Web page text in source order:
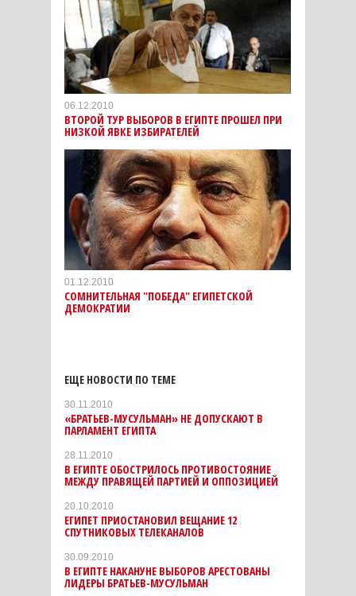
06.12.2010
ВТОРОЙ ТУР ВЫБОРОВ В ЕГИПТЕ ПРОШЕЛ ПРИ
НИЗКОЙ ЯВКЕ ИЗБИРАТЕЛЕЙ
01.12.2010
CОМНИТЕЛЬНАЯ "ПОБЕДА" ЕГИПЕТСКОЙ
ДЕМОКРАТИИ
ЕЩЕ НОВОСТИ ПО ТЕМЕ
30.11.2010
«БРАТЬЕВ-МУСУЛЬМАН» НЕ ДОПУСКАЮТ В
ПАРЛАМЕНТ ЕГИПТА
28.11.2010
В ЕГИПТЕ ОБОСТРИЛОСЬ ПРОТИВОСТОЯНИЕ
МЕЖДУ ПРАВЯЩЕЙ ПАРТИЕЙ И ОППОЗИЦИЕЙ
20.10.2010
ЕГИПЕТ ПРИОСТАНОВИЛ ВЕЩАНИЕ 12
СПУТНИКОВЫХ ТЕЛЕКАНАЛОВ
30.09.2010
В ЕГИПТЕ НАКАНУНЕ ВЫБОРОВ АРЕСТОВАНЫ
ЛИДЕРЫ БРАТЬЕВ-МУСУЛЬМАН